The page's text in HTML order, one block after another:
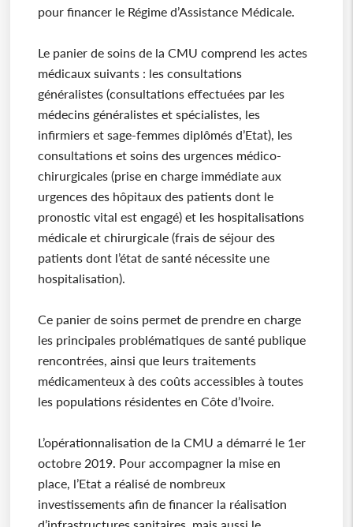
pour financer le Régime d’Assistance Médicale.
Le panier de soins de la CMU comprend les actes
médicaux suivants : les consultations
généralistes (consultations effectuées par les
médecins généralistes et spécialistes, les
infirmiers et sage-femmes diplômés d’Etat), les
consultations et soins des urgences médico-
chirurgicales (prise en charge immédiate aux
urgences des hôpitaux des patients dont le
pronostic vital est engagé) et les hospitalisations
médicale et chirurgicale (frais de séjour des
patients dont l’état de santé nécessite une
hospitalisation).
Ce panier de soins permet de prendre en charge
les principales problématiques de santé publique
rencontrées, ainsi que leurs traitements
médicamenteux à des coûts accessibles à toutes
les populations résidentes en Côte d’Ivoire.
L’opérationnalisation de la CMU a démarré le 1er
octobre 2019. Pour accompagner la mise en
place, l’Etat a réalisé de nombreux
investissements afin de financer la réalisation